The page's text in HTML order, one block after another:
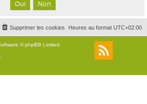
c
Heures au format UTC+02:00
Supprimer les cookies
© phpBB Limited